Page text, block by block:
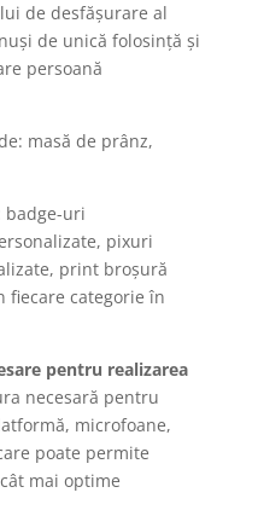
de desfășurare al
de unică folosință și
persoană
masă de prânz,
badge-uri
pixuri
print broșură
fiecare categorie în
pentru realizarea
necesară pentru
microfoane,
poate permite
mai optime